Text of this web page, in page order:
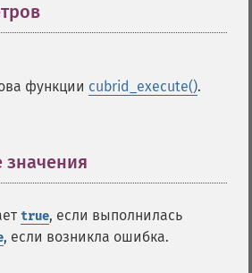
функции cubrid_execute().
true, если выполнилась
, если возникла ошибка.